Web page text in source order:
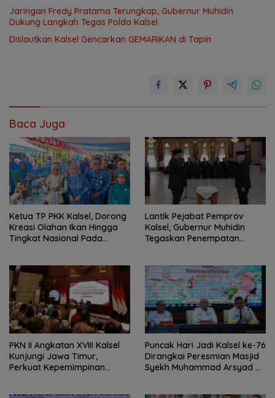
Jaringan Fredy Pratama Terungkap, Gubernur Muhidin
Dukung Langkah Tegas Polda Kalsel
Dislautkan Kalsel Gencarkan GEMARIKAN di Tapin
Baca Juga
Ketua TP PKK Kalsel, Dorong
Kreasi Olahan Ikan Hingga
Tingkat Nasional Pada
Lantik Pejabat Pemprov
Kalsel, Gubernur Muhidin
Tegaskan Penempatan
PKN II Angkatan XVIII Kalsel
Kunjungi Jawa Timur,
Perkuat Kepemimpinan
Puncak Hari Jadi Kalsel ke-76
Dirangkai Peresmian Masjid
Syekh Muhammad Arsyad Al